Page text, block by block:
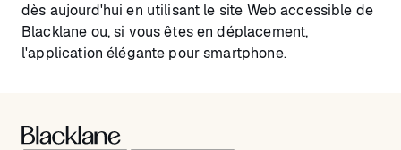
dès aujourd'hui en utilisant le site Web accessible de
Blacklane ou, si vous êtes en déplacement,
l'application élégante pour smartphone.